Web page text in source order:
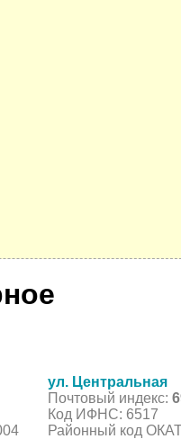
ул. Центральная
Почтовый индекс:
Код ИФНС: 6517
Районный код